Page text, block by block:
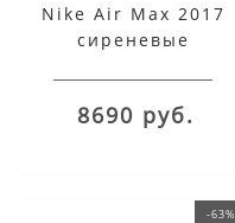
Nike Air Max 2017
сиреневые
8690 руб.
-63%